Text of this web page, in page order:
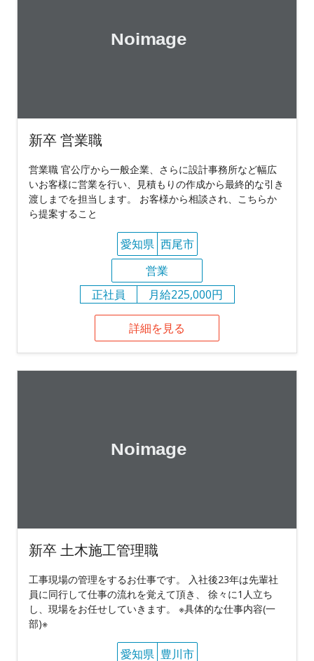
新卒 営業職
営業職 官公庁から一般企業、さらに設計事務所など幅広
いお客様に営業を行い、見積もりの作成から最終的な引き
渡しまでを担当します。 お客様から相談され、こちらか
ら提案すること
愛知県 西尾市
営業
正社員
月給225,000円
詳細を見る
新卒 土木施工管理職
工事現場の管理をするお仕事です。 入社後23年は先輩社
員に同行して仕事の流れを覚えて頂き、 徐々に1人立ち
し、現場をお任せしていきます。 ※具体的な仕事内容(一
部)※
愛知県 豊川市